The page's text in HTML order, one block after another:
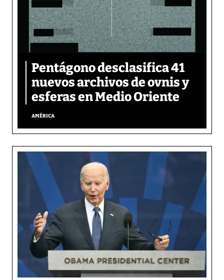
Pentágono desclasifica 41
nuevos archivos de ovnis y
esferas en Medio Oriente
AMÉRICA